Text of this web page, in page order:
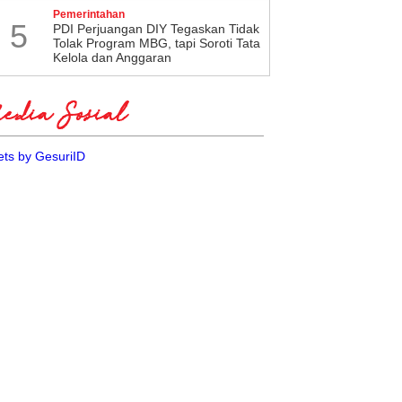
5
Pemerintahan
PDI Perjuangan DIY Tegaskan Tidak
Tolak Program MBG, tapi Soroti Tata
Kelola dan Anggaran
Sosial
by GesuriID